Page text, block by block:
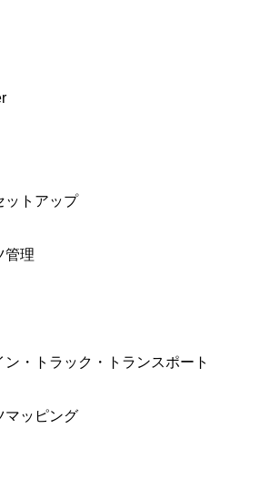
ットアップ
管理
ン・トラック・トランスポート
マッピング